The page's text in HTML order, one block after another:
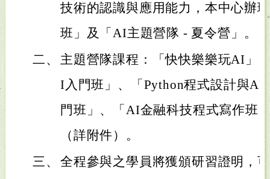
技術的認識與應用能力，本中心辦
班」及「AI主題營隊 - 夏令營」。
二、
主題營隊課程：「快快樂樂玩AI」
I入門班」、「Python程式設計與AI
門班」、「AI金融科技程式寫作班
（詳附件）。
三、 全程參與之學員將獲頒研習證明，